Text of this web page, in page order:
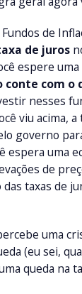
de
de juros
espere uma
conte com o
nesses
viu acima, a
governo
espera uma
de
taxas de
uma
(eu sei,
queda na